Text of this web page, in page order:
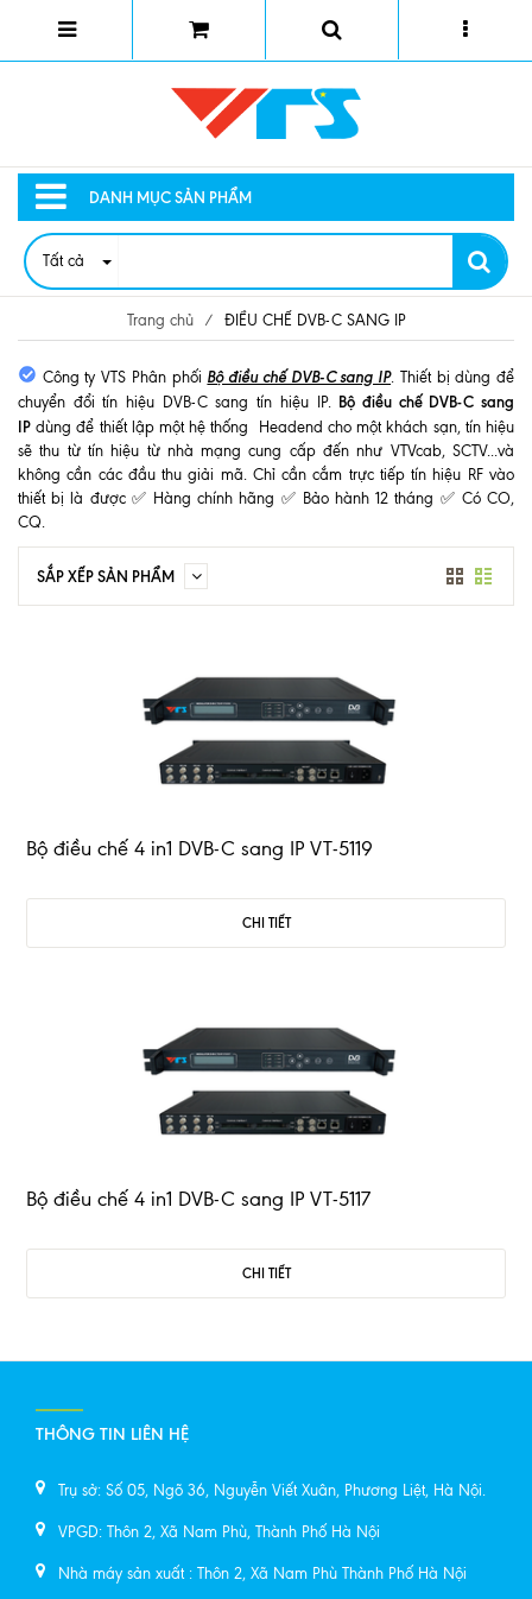
DANH MỤC SẢN PHẨM
Tất cả
Trang chủ / ĐIỀU CHẾ DVB-C SANG IP
Công ty VTS Phân phối Bộ điều chế DVB-C sang IP. Thiết bị dùng để
chuyển đổi tín hiệu DVB-C sang tín hiệu IP. Bộ điều chế DVB-C sang
IP dùng để thiết lập một hệ thống Headend cho một khách sạn, tín hiệu
sẽ thu từ tín hiệu từ nhà mạng cung cấp đến như VTVcab, SCTV...và
không cần các đầu thu giải mã. Chỉ cần cắm trực tiếp tín hiệu RF vào
thiết bị là được ✅ Hàng chính hãng ✅ Bảo hành 12 tháng ✅ Có CO,
CQ.
SẮP XẾP SẢN PHẨM
Bộ điều chế 4 in1 DVB-C sang IP VT-5119
CHI TIẾT
Bộ điều chế 4 in1 DVB-C sang IP VT-5117
CHI TIẾT
THÔNG TIN LIÊN HỆ
Trụ sở: Số 05, Ngõ 36, Nguyễn Viết Xuân, Phương Liệt, Hà Nội.
VPGD: Thôn 2, Xã Nam Phù, Thành Phố Hà Nội
Nhà máy sản xuất : Thôn 2, Xã Nam Phù Thành Phố Hà Nội